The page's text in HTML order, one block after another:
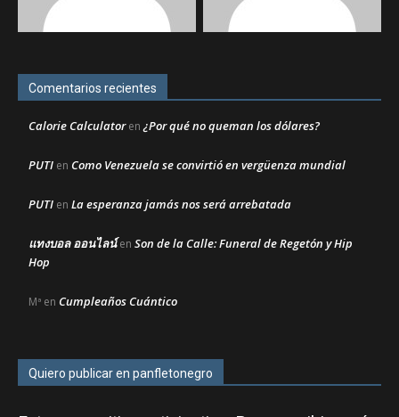
Comentarios recientes
Calorie Calculatoren¿Por qué no queman los dólares?
PUTI en Como Venezuela se convirtió en vergüenza mundial
PUTI en La esperanza jamás nos será arrebatada
แทงบอล ออนไลน์en Son de la Calle: Funeral de Regetón y Hip
Hop
Mª en Cumpleaños Cuántico
Quiero publicar en panfletonegro